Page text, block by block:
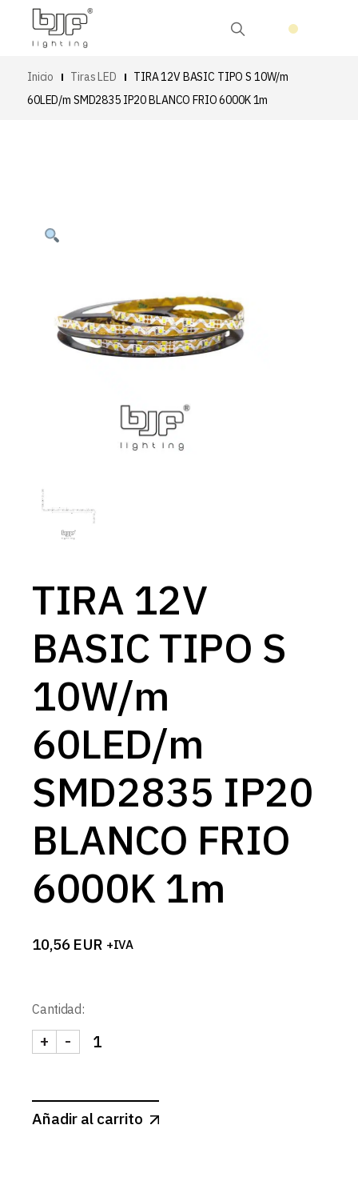
Inicio Tiras LED
TIRA 12V BASIC TIPO S 10W/m
60LED/m SMD2835 IP20 BLANCO FRIO 6000K 1m
TIRA 12V
BASIC TIPO S
10W/m
60LED/m
SMD2835 IP20
BLANCO FRIO
6000K 1m
10,56 EUR +IVA
Cantidad:
TIRA 12V BASIC TIPO S 10W/m 60LED/m
-
+
Añadir al carrito